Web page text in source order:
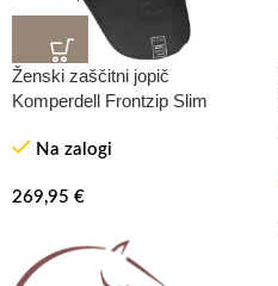
Ženski zaščitni jopič
Komperdell Frontzip Slim
Na zalogi
269,95 €